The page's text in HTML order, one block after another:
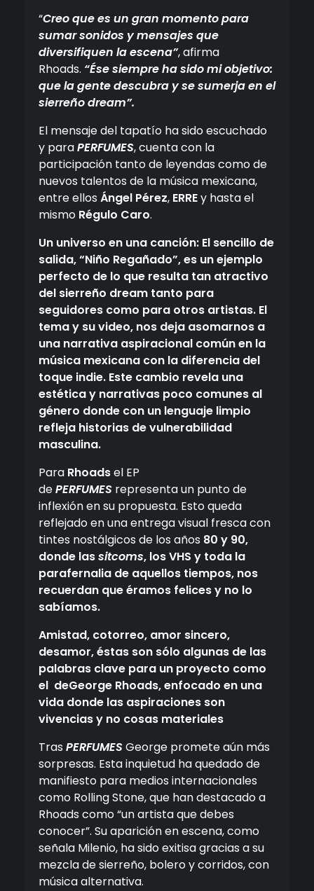
“Creo que es un gran momento para
sumar sonidos y mensajes que
diversifiquen la escena”, afirma
Rhoads. “Ése siempre ha sido mi objetivo:
que la gente descubra y se sumerja en el
sierreño dream”.
El mensaje del tapatío ha sido escuchado
y paraPERFUMES, cuenta con la
participación tanto de leyendas como de
nuevos talentos de la música mexicana,
entre ellos Ángel Pérez, ERREy hasta el
mismo Régulo Caro.
Un universo en una canción: El sencillo de
salida, “Niño Regañado”, es un ejemplo
perfecto de lo que resulta tan atractivo
del sierreño dream tanto para
seguidores como para otros artistas. El
tema y su video, nos deja asomarnos a
una narrativa aspiracional común en la
música mexicana con la diferencia del
toque indie. Este cambio revela una
estética y narrativas poco comunes al
género donde con un lenguaje limpio
refleja historias de vulnerabilidad
masculina.
Para Rhoadsel EP
dePERFUMES representa un punto de
inflexión en su propuesta. Esto queda
reflejado en una entrega visual fresca con
tintes nostálgicos de los años 80 y 90,
donde lassitcoms, los VHS y toda la
parafernalia de aquellos tiempos, nos
recuerdan que éramos felices y no lo
sabíamos.
Amistad, cotorreo, amor sincero,
desamor,éstas son sólo algunas de las
palabras clave para un proyecto como
el deGeorge Rhoads, enfocado en una
vida donde las aspiraciones son
vivencias y no cosas materiales
Tras PERFUMESGeorge promete aún más
sorpresas. Esta inquietud ha quedado de
manifiesto para medios internacionales
como Rolling Stone, que han destacado a
Rhoads como “un artista que debes
conocer”. Su aparición en escena, como
señala Milenio, ha sido exitisa gracias a su
mezcla de sierreño, bolero y corridos, con
música alternativa.